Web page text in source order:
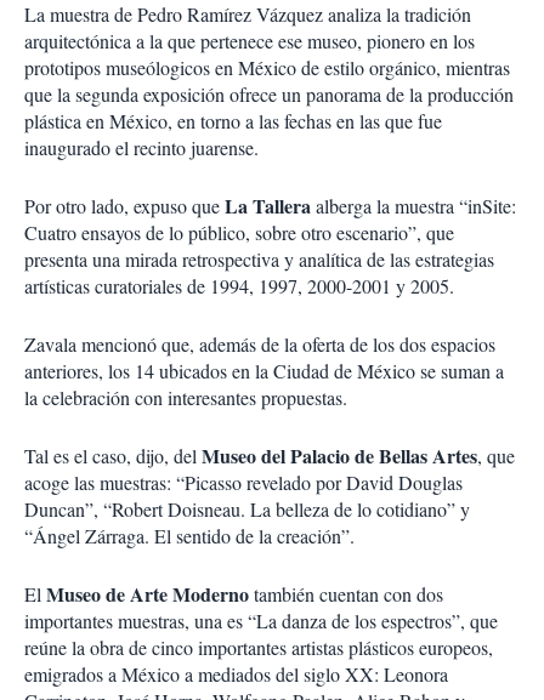
La muestra de Pedro Ramírez Vázquez analiza la tradición
arquitectónica a la que pertenece ese museo, pionero en los
prototipos museólogicos en México de estilo orgánico, mientras
que la segunda exposición ofrece un panorama de la producción
plástica en México, en torno a las fechas en las que fue
inaugurado el recinto juarense.
Por otro lado, expuso queLa Talleraalberga la muestra “inSite:
Cuatro ensayos de lo público, sobre otro escenario”, que
presenta una mirada retrospectiva y analítica de las estrategias
artísticas curatoriales de 1994, 1997, 2000-2001 y 2005.
Zavala mencionó que, además de la oferta de los dos espacios
anteriores, los 14 ubicados en la Ciudad de México se suman a
la celebración con interesantes propuestas.
Tal es el caso, dijo, delMuseo del Palacio de Bellas Artes, que
acoge las muestras: “Picasso revelado por David Douglas
Duncan”, “Robert Doisneau. La belleza de lo cotidiano” y
“Ángel Zárraga. El sentido de la creación”.
ElMuseo de Arte Modernotambién cuentan con dos
importantes muestras, una es “La danza de los espectros”, que
reúne la obra de cinco importantes artistas plásticos europeos,
emigrados a México a mediados del siglo XX: Leonora